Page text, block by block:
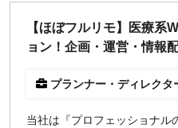
【ほぼフルリモ】医療系
ョン！企画・運営・情報
プランナー・ディレクタ
当社は『プロフェッショナル